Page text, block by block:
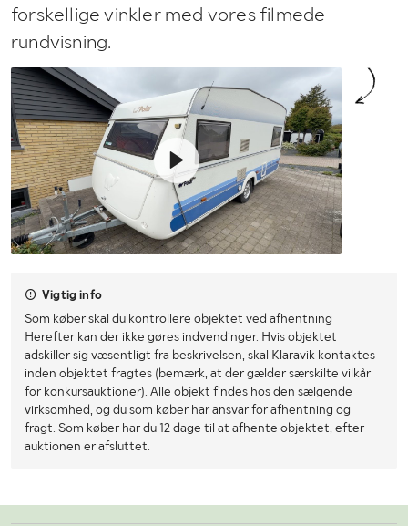
forskellige vinkler med vores filmede
rundvisning.
Vigtig info
Som køber skal du kontrollere objektet ved afhentning
Herefter kan der ikke gøres indvendinger. Hvis objektet
adskiller sig væsentligt fra beskrivelsen, skal Klaravik kontaktes
inden objektet fragtes (bemærk, at der gælder særskilte vilkår
for konkursauktioner). Alle objekt findes hos den sælgende
virksomhed, og du som køber har ansvar for afhentning og
fragt. Som køber har du 12 dage til at afhente objektet, efter
auktionen er afsluttet.